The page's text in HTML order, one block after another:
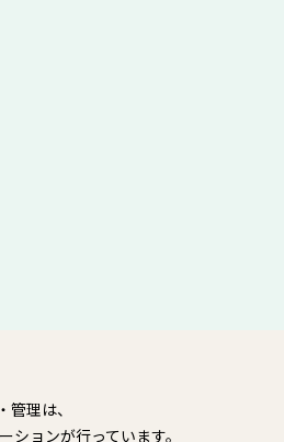
理は、
ションが行っています。